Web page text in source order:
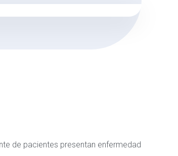
de pacientes presentan enfermedad